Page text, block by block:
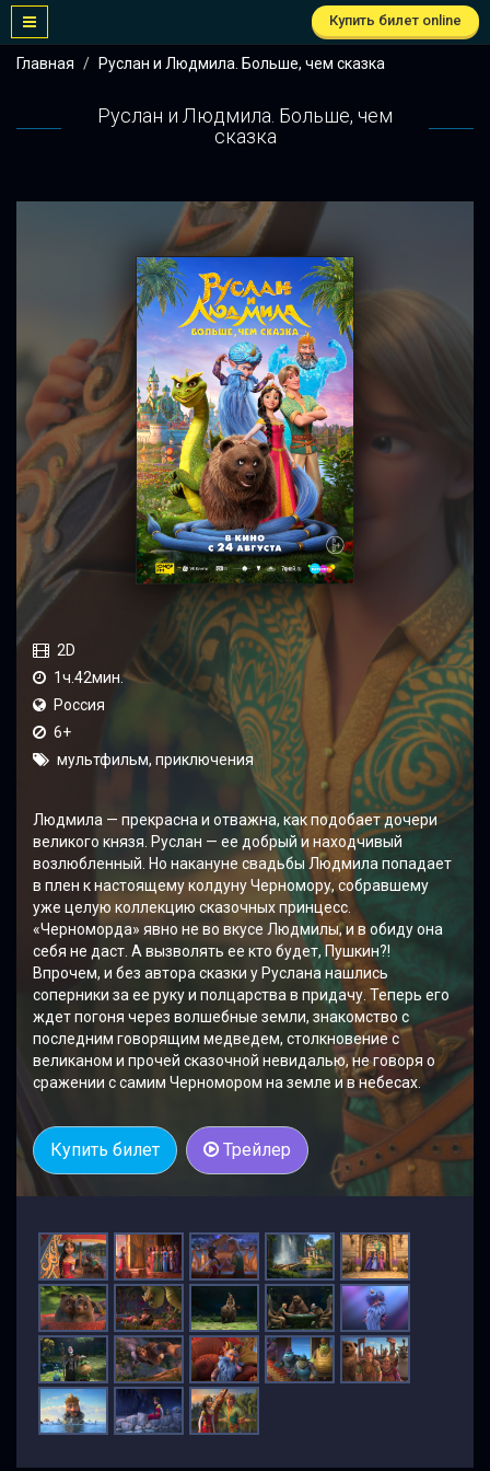
Купить билет online
Главная Руслан и Людмила. Больше, чем сказка
Руслан и Людмила. Больше, чем
сказка
2D
1ч.42мин.
Россия
6+
мультфильм, приключения
Людмила — прекрасна и отважна, как подобает дочери
великого князя. Руслан — ее добрый и находчивый
возлюбленный. Но накануне свадьбы Людмила попадает
в плен к настоящему колдуну Черномору, собравшему
уже целую коллекцию сказочных принцесс.
«Черноморда» явно не во вкусе Людмилы, и в обиду она
себя не даст. А вызволять ее кто будет, Пушкин?!
Впрочем, и без автора сказки у Руслана нашлись
соперники за ее руку и полцарства в придачу. Теперь его
ждет погоня через волшебные земли, знакомство с
последним говорящим медведем, столкновение с
великаном и прочей сказочной невидалью, не говоря о
сражении с самим Черномором на земле и в небесах.
Купить билет Трейлер